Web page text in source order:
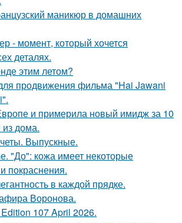
маникюр в домашних
- момент, который хочется
деталях.
этим летом?
продвижения фильма "Hai Jawani
и примерила новый имидж за 10
дома.
Выпускные.
"До": кожа имеет некоторые
покраснения.
в каждой прядке.
Воронова.
107 April 2026.